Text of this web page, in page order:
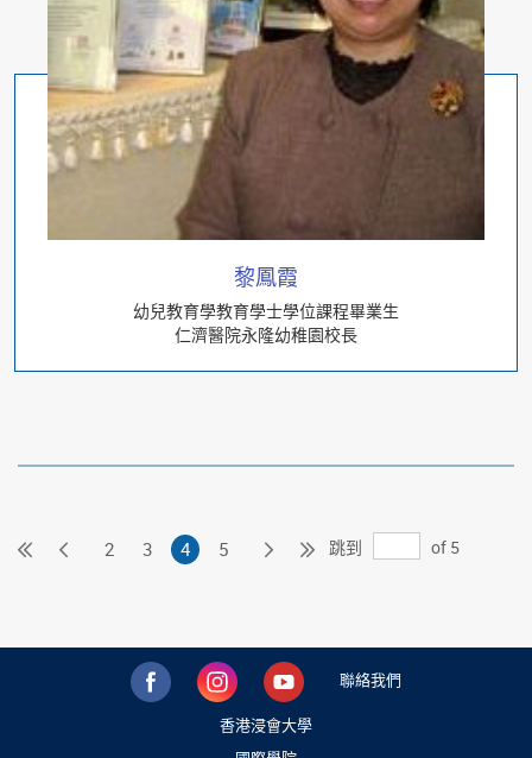
黎鳳霞
幼兒教育學教育學士學位課程畢業生
仁濟醫院永隆幼稚園校長
首
上
2 3 4 5
下
尾跳到 of 5
聯絡我們
香港浸會大學